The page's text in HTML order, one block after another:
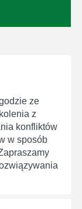
ze
z
konfliktów
w sposób